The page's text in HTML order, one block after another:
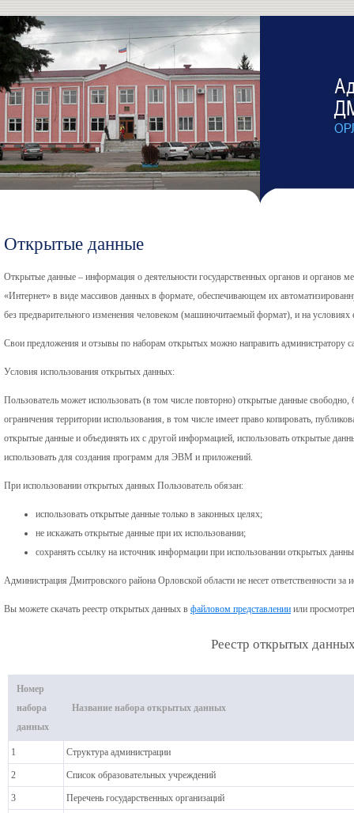
Открытые данные
Открытые данные – информация о деятельности государственных органов и органов
«Интернет» в виде массивов данных в формате, обеспечивающем их
без предварительного изменения человеком (машиночитаемый формат), и на условиях
Свои предложения и отзывы по наборам открытых можно направить администратору
Условия использования открытых данных:
Пользователь может использовать (в том числе повторно) открытые данные свободно,
ограничения территории использования, в том числе имеет право копировать,
открытые данные и объединять их с другой информацией, использовать открытые
использовать для создания программ для ЭВМ и приложений.
При использовании открытых данных Пользователь обязан:
использовать открытые данные только в законных целях;
не искажать открытые данные при их использовании;
сохранять ссылку на источник информации при использовании открытых
Администрация Дмитровского района Орловской области не несет ответственности за
Вы можете скачать реестр открытых данных в файловом представлении или
Реестр открытых
Номер
набора
данных
Название набора открытых данных
1 Структура администрации
2 Список образовательных учреждений
3 Перечень государственных организаций